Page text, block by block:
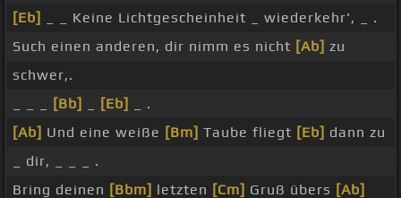
[Eb]
_ _ Keine Lichtgescheinheit _ wiederkehr', _ .
Such einen anderen, dir nimm es nicht [Ab] zu
schwer,.
[Bb] [Eb]
_ .
[Ab] Und eine weiße [Bm] Taube fliegt [Eb] dann zu
_ dir, _ _ _ .
Bring deinen [Bbm] letzten [Cm] Gruß übers [Ab]